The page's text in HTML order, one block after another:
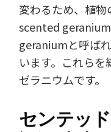
変わるため、植
scented
geraniumと呼ば
います。これらを
ゼラニウムです。
センテッ